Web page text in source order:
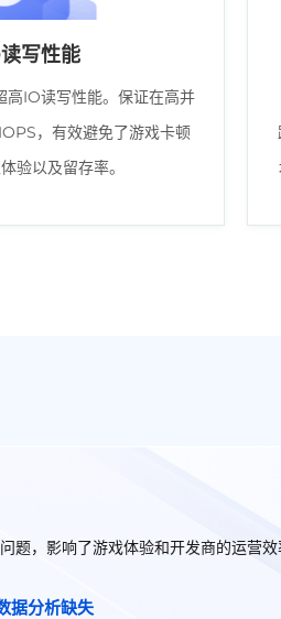
写性能
高IO读写性能。保证在高并
，有效避免了游戏卡顿
验以及留存率。
，影响了游戏体验和开发商的运营效
据分析缺失